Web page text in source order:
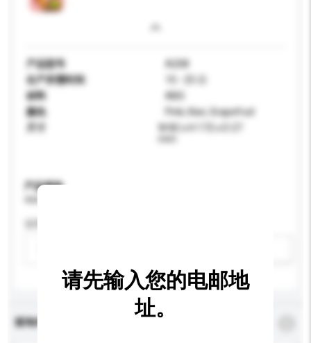
产品型号
A208
生产所需时间
材料
ABS
颜色
Pink, Kiwi, Grapefruit
W 82 x H 172 x D 27
产品规格
查询内容
请先输入您的电邮地
址。